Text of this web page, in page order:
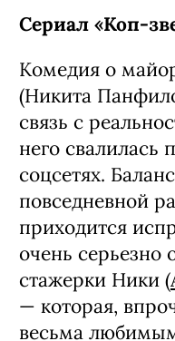
Сериал «Коп-
Комедия о
(Никита
связь с
него свалилась
соцсетях.
повседневной
приходится
очень серьезно
стажерки Ники (
— которая,
весьма